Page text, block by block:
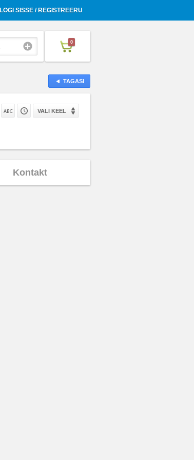
LOGI SISSE / REGISTREERU
0
TAGASI
VALI KEEL
Kontakt